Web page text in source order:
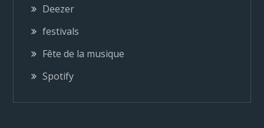
o
n
d
e
Deezer
festivals
Fête de la musique
Spotify